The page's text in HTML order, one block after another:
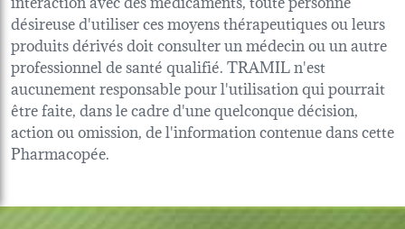
désireuse d'utiliser ces moyens thérapeutiques ou leurs
produits dérivés doit consulter un médecin ou un autre
professionnel de santé qualifié. TRAMIL n'est
aucunement responsable pour l'utilisation qui pourrait
être faite, dans le cadre d'une quelconque décision,
action ou omission, de l'information contenue dans cette
Pharmacopée.